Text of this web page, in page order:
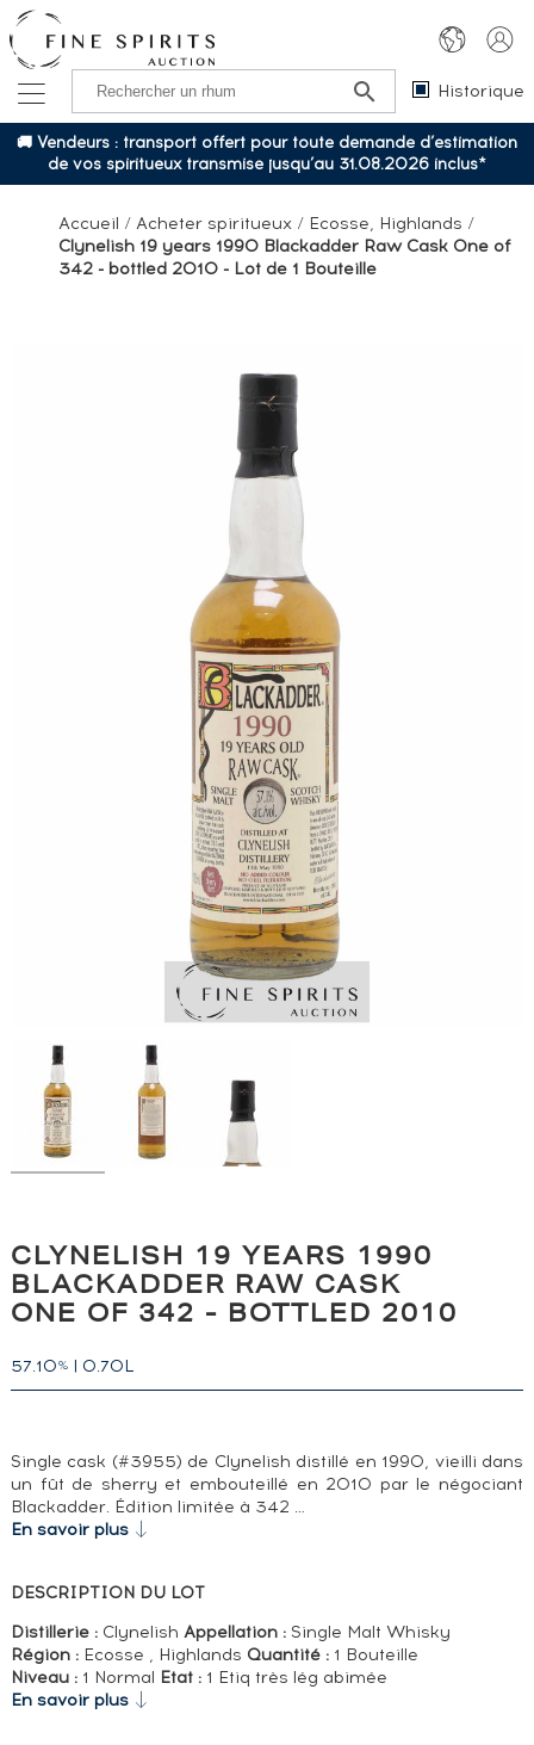
Historique
🚚 Vendeurs : transport offert pour toute demande d’estimation
de vos spiritueux transmise jusqu’au 31.08.2026 inclus*
Accueil / Acheter spiritueux / Ecosse, Highlands /
Clynelish 19 years 1990 Blackadder Raw Cask One of
342 - bottled 2010 - Lot de 1 Bouteille
CLYNELISH 19 YEARS 1990
BLACKADDER RAW CASK
ONE OF 342 - BOTTLED 2010
57.10% | 0.70L
Single cask (#3955) de Clynelish distillé en 1990, vieilli dans
un fût de sherry et embouteillé en 2010 par le négociant
Blackadder. Édition limitée à 342 …
En savoir plus
DESCRIPTION DU LOT
Distillerie :Clynelish Appellation :Single Malt Whisky
Région : Ecosse , Highlands Quantité :1 Bouteille
Niveau :1 Normal Etat :1 Etiq très lég abimée
En savoir plus